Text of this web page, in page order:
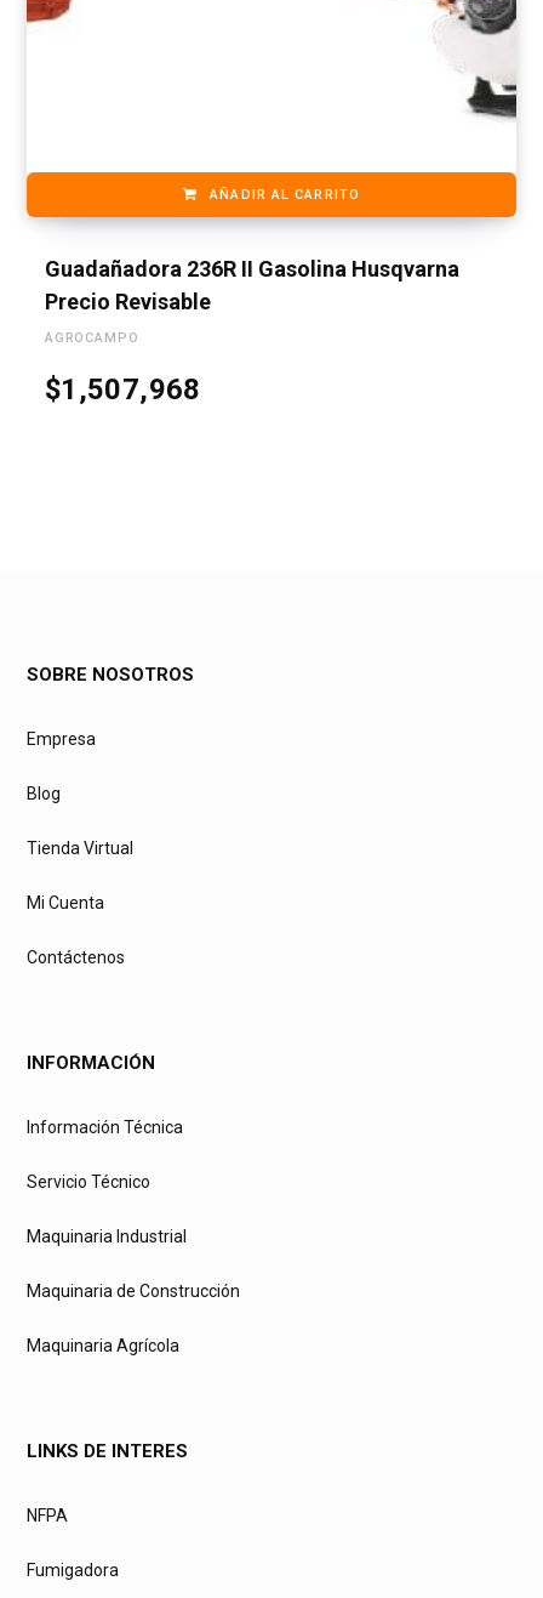
AÑADIR AL CARRITO
Guadañadora 236R II Gasolina Husqvarna
Precio Revisable
AGROCAMPO
$1,507,968
SOBRE NOSOTROS
Empresa
Blog
Tienda Virtual
Mi Cuenta
Contáctenos
INFORMACIÓN
Información Técnica
Servicio Técnico
Maquinaria Industrial
Maquinaria de Construcción
Maquinaria Agrícola
LINKS DE INTERES
NFPA
Fumigadora